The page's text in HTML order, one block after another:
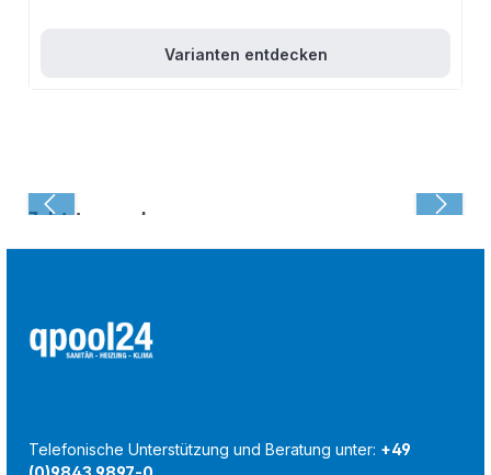
Varianten entdecken
Zuletzt angesehen:
Telefonische Unterstützung und Beratung unter: +49